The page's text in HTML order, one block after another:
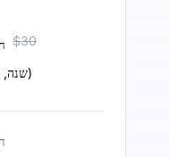
/ $30
/ שנה, )